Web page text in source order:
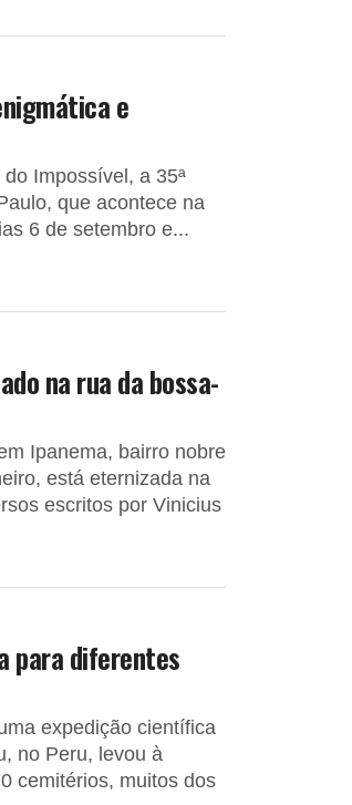
e
Impossível, a 35ª
que acontece na
6 de setembro e...
na rua da bossa-
Ipanema, bairro nobre
está eternizada na
escritos por Vinicius
para diferentes
expedição científica
no Peru, levou à
cemitérios, muitos dos